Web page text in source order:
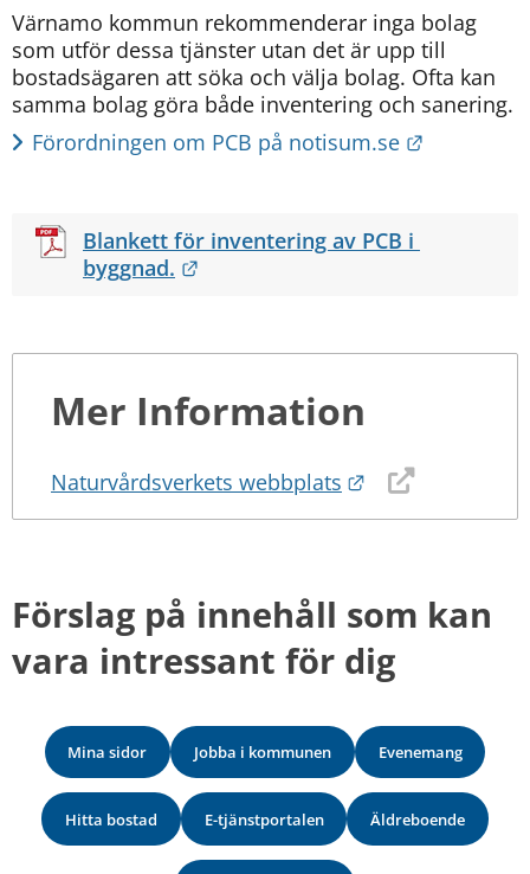
Värnamo kommun rekommenderar inga bolag
som utför dessa tjänster utan det är upp till
bostadsägaren att söka och välja bolag. Ofta kan
samma bolag göra både inventering och sanering.
Förordningen om PCB på notisum.se
Blankett för inventering av PCB i
byggnad.
Mer Information
Naturvårdsverkets webbplats Länk till annan
Förslag på innehåll som kan
vara intressant för dig
Mina sidor Jobba i kommunen Evenemang
Hitta bostad E-tjänstportalen Äldreboende